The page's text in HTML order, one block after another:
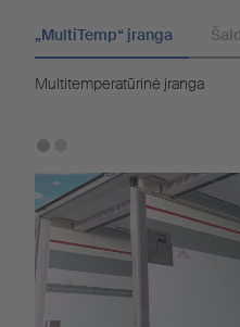
„MultiTemp“ įranga
Multitemperatūrinė įranga